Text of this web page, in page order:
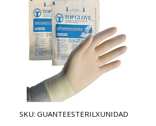
SKU: GUANTEESTERILXUNIDAD